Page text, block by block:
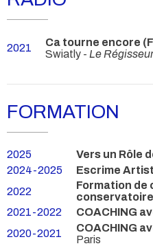
2021 Ca tourne encore
Swiatly - Le Régisseur
FORMATION
2025 Vers un Rôle
2024-2025
Escrime
2022
Formation de
2021-2022
COACHING
2020-2021
COACHING
Paris